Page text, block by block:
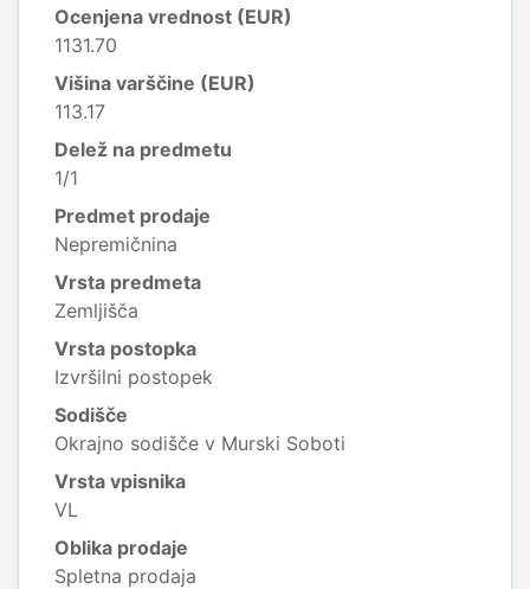
Ocenjena vrednost (EUR)
1131.70
Višina varščine (EUR)
113.17
Delež na predmetu
1/1
Predmet prodaje
Nepremičnina
Vrsta predmeta
Zemljišča
Vrsta postopka
Izvršilni postopek
Sodišče
Okrajno sodišče v Murski Soboti
Vrsta vpisnika
VL
Oblika prodaje
Spletna prodaja